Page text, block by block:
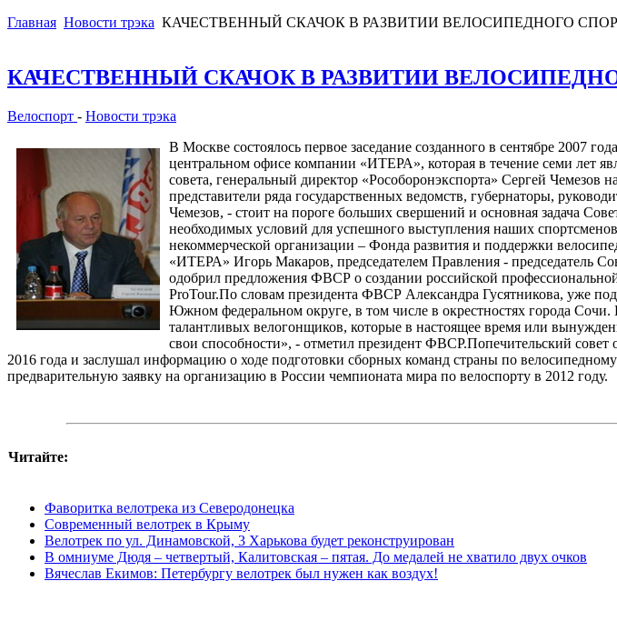
Главная Новости трэка КАЧЕСТВЕННЫЙ СКАЧОК В РАЗВИТИИ ВЕЛОСИПЕДНОГО
КАЧЕСТВЕННЫЙ СКАЧОК В РАЗВИТИИ
Велоспорт - Новости трэка
В Москве состоялось первое заседание созданного в сентябре 2007
центральном офисе компании «ИТЕРА», которая в течение семи лет
совета, генеральный директор «Рособоронэкспорта» Сергей Чемезов
представители ряда государственных ведомств, губернаторы,
Чемезов, - стоит на пороге больших свершений и основная задача
необходимых условий для успешного выступления наших
некоммерческой организации – Фонда развития и поддержки
«ИТЕРА» Игорь Макаров, председателем Правления - председатель
одобрил предложения ФВСР о создании российской
ProTour.По словам президента ФВСР Александра Гусятникова, уже
Южном федеральном округе, в том числе в окрестностях города
талантливых велогонщиков, которые в настоящее время или
свои способности», - отметил президент ФВСР.Попечительский
2016 года и заслушал информацию о ходе подготовки сборных команд страны по
предварительную заявку на организацию в России чемпионата мира по велоспорту в 2012 году.
Читайте:
Фаворитка велотрека из Северодонецка
Современный велотрек в Крыму
Велотрек по ул. Динамовской, 3 Харькова будет реконструирован
В омниуме Дюдя – четвертый, Калитовская – пятая. До медалей не хватило двух очков
Вячеслав Екимов: Петербургу велотрек был нужен как воздух!